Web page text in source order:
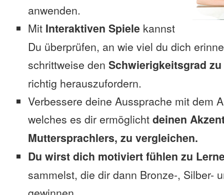
anwenden.
Mit Interaktiven Spiele kannst
Du überprüfen, an wie viel du dich
schrittweise den Schwierigkeitsgrad
richtig herauszufordern.
Verbessere deine Aussprache mit dem
welches es dir ermöglicht deinen
Muttersprachlers, zu vergleichen.
Du wirst dich motiviert fühlen zu
sammelst, die dir dann Bronze-, Silber-